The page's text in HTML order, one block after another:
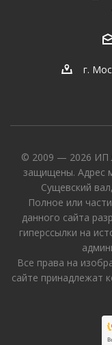
г.
© 2009 — 2026 ИП
защищены. Адрес
Сущевский
Полное или
данного сайта
гиперссылки на
Все права на
сайте принадлежат